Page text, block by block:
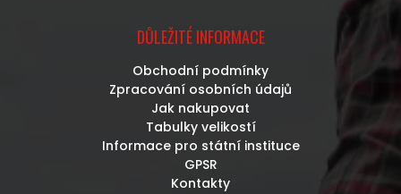
DŮLEŽITÉ INFORMACE
Obchodní podmínky
Zpracování osobních údajů
Jak nakupovat
Tabulky velikostí
Informace pro státní instituce
GPSR
Kontakty